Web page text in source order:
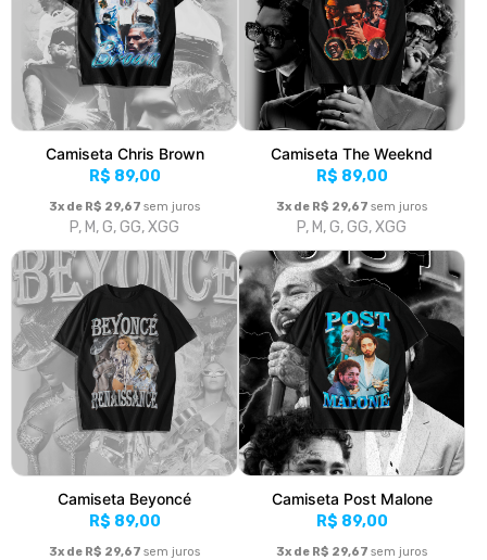
Camiseta Chris Brown
R$ 89,00
3x de R$ 29,67 sem juros
P, M, G, GG, XGG
Camiseta The Weeknd
R$ 89,00
3x de R$ 29,67 sem juros
P, M, G, GG, XGG
Camiseta Beyoncé
R$ 89,00
3x de R$ 29,67 sem juros
Camiseta Post Malone
R$ 89,00
3x de R$ 29,67 sem juros